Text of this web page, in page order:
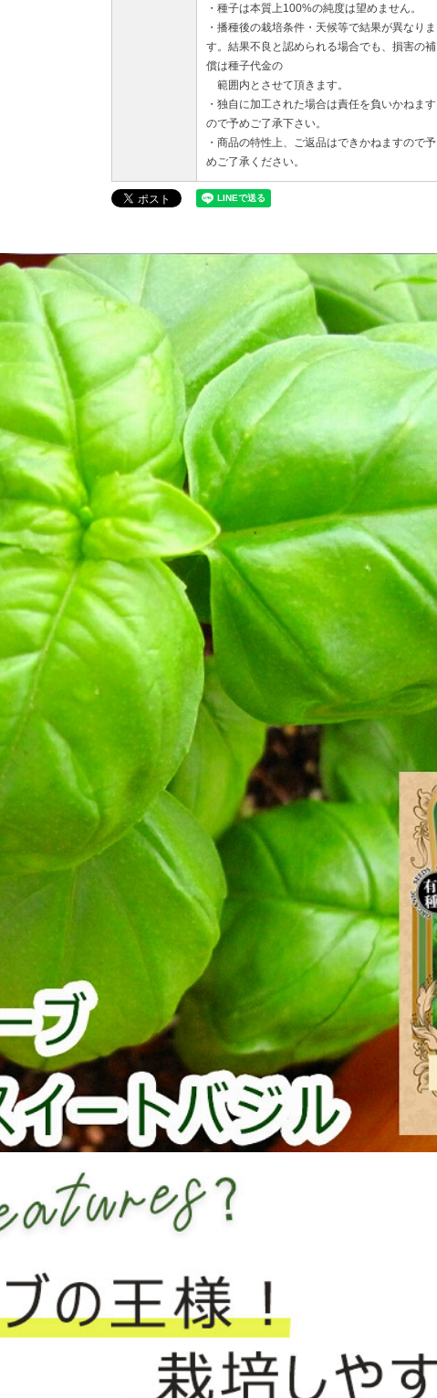
・種子は本質上100%の純度は望めません。
・播種後の栽培条件・天候等で結果が異なりま
す。結果不良と認められる場合でも、損害の補
償は種子代金の
範囲内とさせて頂きます。
・独自に加工された場合は責任を負いかねます
ので予めご了承下さい。
・商品の特性上、ご返品はできかねますので予
めご了承ください。